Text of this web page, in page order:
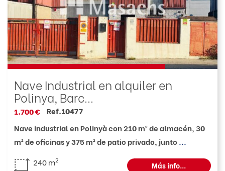
Nave Industrial en alquiler en
Polinya, Barc...
Ref.10477
1.700 €
Nave industrial en Polinyà con 210 m² de almacén, 30
m² de oficinas y 375 m² de patio privado, junto...
240 m2 Más info...